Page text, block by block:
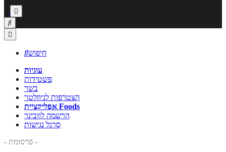



חיפוש
עוגיות
פשטידות
בשר
הצטרפות לניוזלטר
אפליקציית Foods
הרשמה לוובינר
סרגל נגישות
- פרסומת -